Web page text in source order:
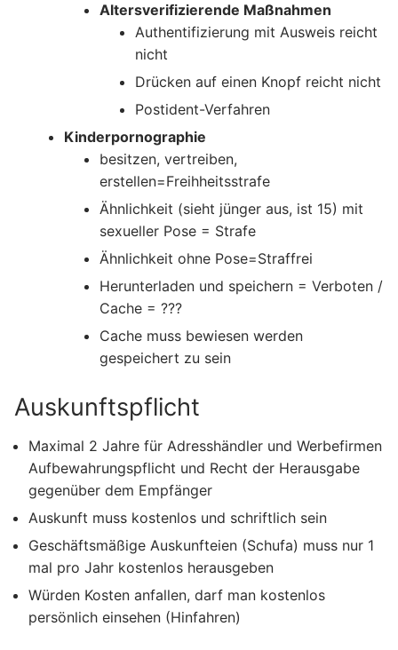
Altersverifizierende Maßnahmen
Authentifizierung mit Ausweis reicht
nicht
Drücken auf einen Knopf reicht nicht
Postident-Verfahren
Kinderpornographie
besitzen, vertreiben,
erstellen=Freihheitsstrafe
Ähnlichkeit (sieht jünger aus, ist 15) mit
sexueller Pose = Strafe
Ähnlichkeit ohne Pose=Straffrei
Herunterladen und speichern = Verboten /
Cache = ???
Cache muss bewiesen werden
gespeichert zu sein
Auskunftspflicht
Maximal 2 Jahre für Adresshändler und Werbefirmen
Aufbewahrungspflicht und Recht der Herausgabe
gegenüber dem Empfänger
Auskunft muss kostenlos und schriftlich sein
Geschäftsmäßige Auskunfteien (Schufa) muss nur 1
mal pro Jahr kostenlos herausgeben
Würden Kosten anfallen, darf man kostenlos
persönlich einsehen (Hinfahren)